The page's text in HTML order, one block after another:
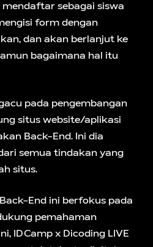
sebagai siswa
form dengan
dan akan berlanjut ke
bagaimana hal itu
pada pengembangan
situs website/aplikasi
Back-End. Ini dia
semua tindakan yang
situs.
End ini berfokus pada
pemahaman
IDCamp x Dicoding LIVE